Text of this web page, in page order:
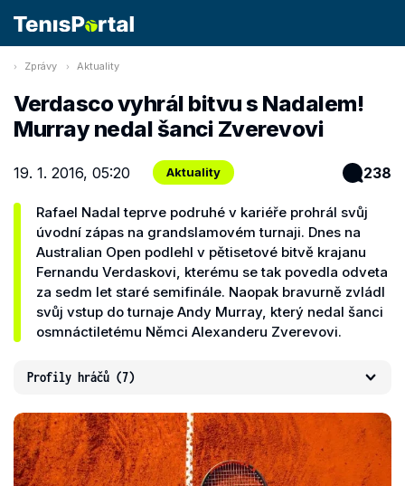
Zprávy Aktuality
Verdasco vyhrál bitvu s Nadalem!
Murray nedal šanci Zverevovi
19. 1. 2016, 05:20 Aktuality 238
Rafael Nadal teprve podruhé v kariéře prohrál svůj
úvodní zápas na grandslamovém turnaji. Dnes na
Australian Open podlehl v pětisetové bitvě krajanu
Fernandu Verdaskovi, kterému se tak povedla odveta
za sedm let staré semifinále. Naopak bravurně zvládl
svůj vstup do turnaje Andy Murray, který nedal šanci
osmnáctiletému Němci Alexanderu Zverevovi.
Profily hráčů (7)